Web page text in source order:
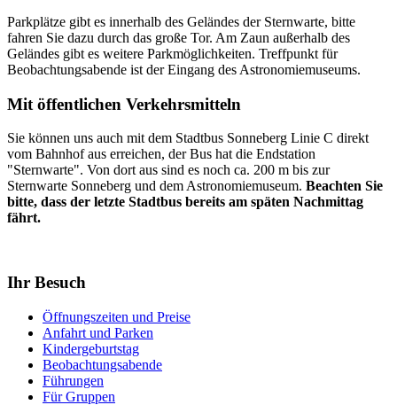
Parkplätze gibt es innerhalb des Geländes der Sternwarte, bitte
fahren Sie dazu durch das große Tor. Am Zaun außerhalb des
Geländes gibt es weitere Parkmöglichkeiten. Treffpunkt für
Beobachtungsabende ist der Eingang des Astronomiemuseums.
Mit öffentlichen Verkehrsmitteln
Sie können uns auch mit dem Stadtbus Sonneberg Linie C direkt
vom Bahnhof aus erreichen, der Bus hat die Endstation
"Sternwarte". Von dort aus sind es noch ca. 200 m bis zur
Sternwarte Sonneberg und dem Astronomiemuseum. Beachten Sie
bitte, dass der letzte Stadtbus bereits am späten Nachmittag
fährt.
Ihr Besuch
Öffnungszeiten und Preise
Anfahrt und Parken
Kindergeburtstag
Beobachtungsabende
Führungen
Für Gruppen